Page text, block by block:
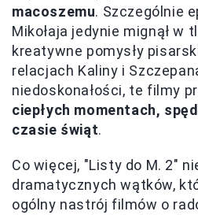
macoszemu. Szczególnie
Mikołaja jedynie mignął w
kreatywne pomysły
relacjach Kaliny i
niedoskonałości, te filmy
ciepłych momentach,
czasie świąt.
Co więcej, "Listy do M. 2"
dramatycznych wątków,
ogólny nastrój filmów o